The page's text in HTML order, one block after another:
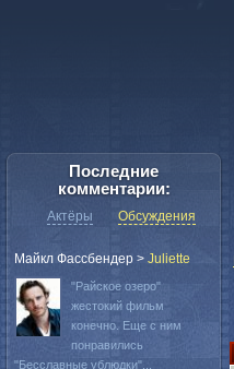
Последние
комментарии:
Актёры Обсуждения
Майкл Фассбендер > Juliette
"Райское озеро"
жестокий фильм
конечно. Еще с ним
понравились
"Бесславные ублюдки"...